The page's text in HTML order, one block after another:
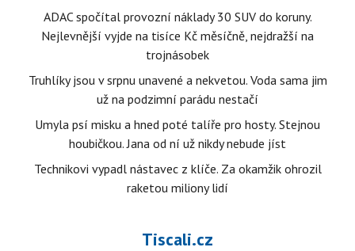
ADAC spočítal provozní náklady 30 SUV do koruny.
Nejlevnější vyjde na tisíce Kč měsíčně, nejdražší na
trojnásobek
Truhlíky jsou v srpnu unavené a nekvetou. Voda sama jim
už na podzimní parádu nestačí
Umyla psí misku a hned poté talíře pro hosty. Stejnou
houbičkou. Jana od ní už nikdy nebude jíst
Technikovi vypadl nástavec z klíče. Za okamžik ohrozil
raketou miliony lidí
Tiscali.cz